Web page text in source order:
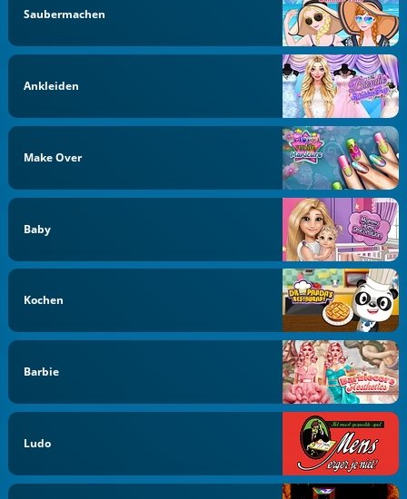
Saubermachen
Ankleiden
Make Over
Baby
Kochen
Barbie
Ludo